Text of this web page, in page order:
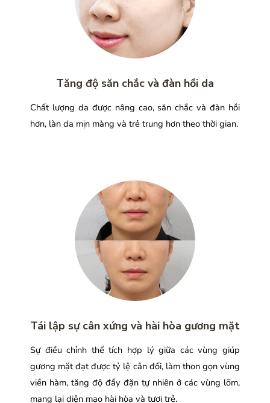
Tăng độ săn chắc và đàn hồi da
Chất lượng da được nâng cao, săn chắc và đàn hồi
hơn, làn da mịn màng và trẻ trung hơn theo thời gian.
Tái lập sự cân xứng và hài hòa gương mặt
Sự điều chỉnh thể tích hợp lý giữa các vùng giúp
gương mặt đạt được tỷ lệ cân đối, làm thon gọn vùng
viền hàm, tăng độ đầy đặn tự nhiên ở các vùng lõm,
mang lại diện mạo hài hòa và tươi trẻ.